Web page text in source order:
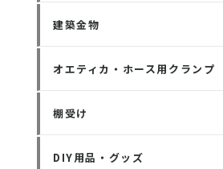
建築金物
オエティカ・ホース用クランプ
棚受け
DIY用品・グッズ